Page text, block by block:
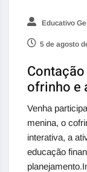
Educativo
5 de agosto
ofrinho e
Venha
menina, o
interativa, a
educação